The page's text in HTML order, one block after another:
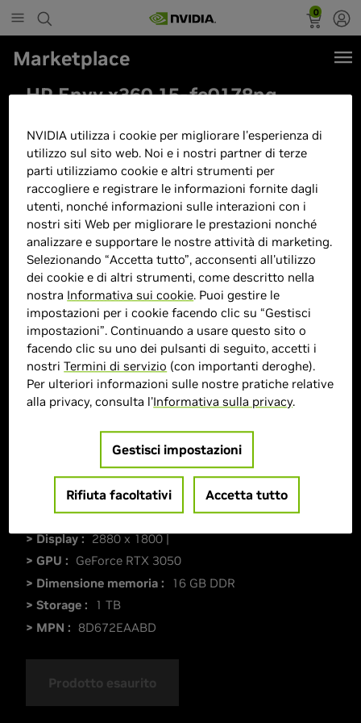
0
Marketplace
HP Envy x360 15-fe0178ng
1355U, 16GB RAM, 1TB SSD,
Geforce RTX 3050, Windows 11
> Display : 2880 x 1800 |
> GPU : GeForce RTX 3050
> Dimensione memoria :
16 GB DDR
> Storage :
1 TB
> MPN : 8D672EAABD
Prodotto esaurito
NVIDIA utilizza i cookie per migliorare l'esperienza di
utilizzo sul sito web. Noi e i nostri partner di terze
parti utilizziamo cookie e altri strumenti per
raccogliere e registrare le informazioni fornite dagli
utenti, nonché informazioni sulle interazioni con i
nostri siti Web per migliorare le prestazioni nonché
analizzare e supportare le nostre attività di marketing.
Selezionando “Accetta tutto”, acconsenti all'utilizzo
dei cookie e di altri strumenti, come descritto nella
nostra Informativa sui cookie. Puoi gestire le
impostazioni per i cookie facendo clic su “Gestisci
impostazioni”. Continuando a usare questo sito o
facendo clic su uno dei pulsanti di seguito, accetti i
nostriTermini di servizio (con importanti deroghe).
Per ulteriori informazioni sulle nostre pratiche relative
alla privacy, consulta l'Informativa sulla privacy.
Gestisci impostazioni
Rifiuta facoltativi Accetta tutto